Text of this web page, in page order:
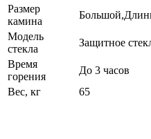
Размер
камина
Модель
стекла
Защитное
Время
горения
До 3 часов
Вес, кг
65